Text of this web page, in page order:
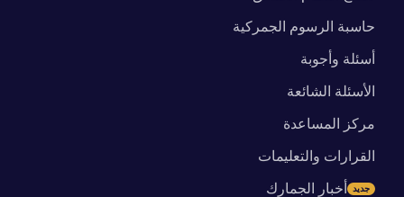
حاسبة الرسوم الجمركية
أسئلة وأجوبة
الأسئلة الشائعة
مركز المساعدة
القرارات والتعليمات
أخبار الجمارك جديد